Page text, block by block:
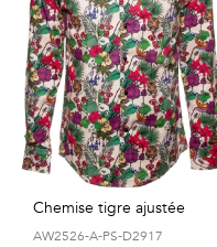
Chemise tigre ajustée
AW2526-A-PS-D2917